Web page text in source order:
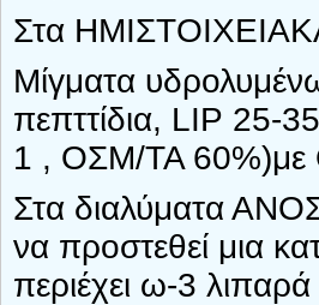
Στα
Μίγματα
πεπττίδια, LIP 25-
1 , ΟΣΜ/ΤΑ
Στα διαλύματα
να προστεθεί μια
περιέχει ω-3 λιπαρά